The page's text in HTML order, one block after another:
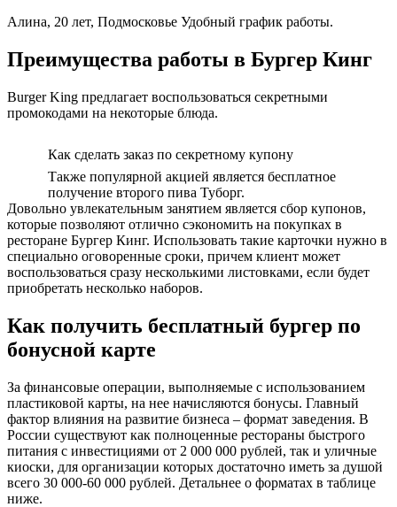
Алина, 20 лет, Подмосковье Удобный график работы.
Преимущества работы в Бургер Кинг
Burger King предлагает воспользоваться секретными
промокодами на некоторые блюда.
Как сделать заказ по секретному купону
Также популярной акцией является бесплатное
получение второго пива Туборг.
Довольно увлекательным занятием является сбор купонов,
которые позволяют отлично сэкономить на покупках в
ресторане Бургер Кинг. Использовать такие карточки нужно в
специально оговоренные сроки, причем клиент может
воспользоваться сразу несколькими листовками, если будет
приобретать несколько наборов.
Как получить бесплатный бургер по
бонусной карте
За финансовые операции, выполняемые с использованием
пластиковой карты, на нее начисляются бонусы. Главный
фактор влияния на развитие бизнеса – формат заведения. В
России существуют как полноценные рестораны быстрого
питания с инвестициями от 2 000 000 рублей, так и уличные
киоски, для организации которых достаточно иметь за душой
всего 30 000-60 000 рублей. Детальнее о форматах в таблице
ниже.